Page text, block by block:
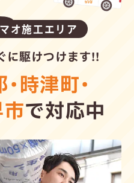
オ施工エリア
に駆けつけます!!
・時津町・
で対応中